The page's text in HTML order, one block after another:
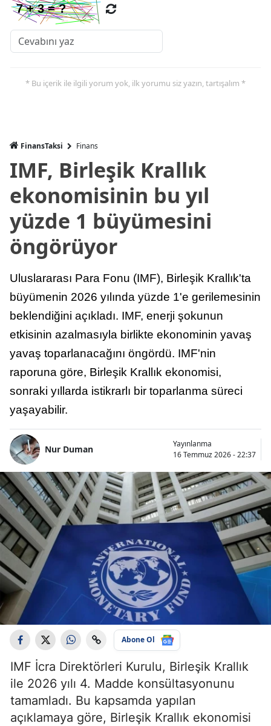
* Bu içerik ile ilgili yorum yok, ilk yorumu siz yazın, tartışalım *
FinansTaksi Finans
IMF, Birleşik Krallık
ekonomisinin bu yıl
yüzde 1 büyümesini
öngörüyor
Uluslararası Para Fonu (IMF), Birleşik Krallık'ta
büyümenin 2026 yılında yüzde 1'e gerilemesinin
beklendiğini açıkladı. IMF, enerji şokunun
etkisinin azalmasıyla birlikte ekonominin yavaş
yavaş toparlanacağını öngördü. IMF'nin
raporuna göre, Birleşik Krallık ekonomisi,
sonraki yıllarda istikrarlı bir toparlanma süreci
yaşayabilir.
Nur Duman
Yayınlanma
16 Temmuz 2026 - 22:37
Abone Ol
IMF İcra Direktörleri Kurulu, Birleşik Krallık
ile 2026 yılı 4. Madde konsültasyonunu
tamamladı. Bu kapsamda yapılan
açıklamaya göre, Birleşik Krallık ekonomisi